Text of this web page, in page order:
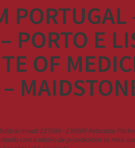
PORTO E
OF
Salário anual: £27000 - £36000 Relocatio
com o intuito de providenciar os mais